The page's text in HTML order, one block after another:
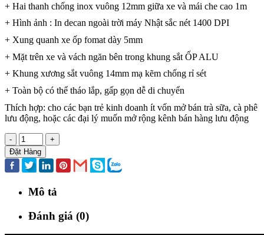
+ Hai thanh chống inox vuông 12mm giữa xe và mái che cao 1m
+ Hình ảnh : In decan ngoài trời máy Nhật sắc nét 1400 DPI
+ Xung quanh xe ốp fomat dày 5mm
+ Mặt trên xe và vách ngăn bên trong khung sắt ỐP ALU
+ Khung xương sắt vuông 14mm mạ kẽm chống rỉ sét
+ Toàn bộ có thể tháo lắp, gấp gọn dễ di chuyển
Thích hợp: cho các bạn trẻ kinh doanh ít vốn mở bán trà sữa, cà phê
lưu động, hoặc các đại lý muốn mở rộng kênh bán hàng lưu động
-
+
Đặt Hàng
Mô tả
Đánh giá (0)